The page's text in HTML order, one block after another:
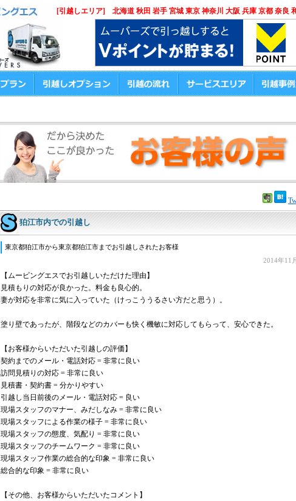
狛江市内での引越し
東京都狛江市から東京都狛江市までお引越しされたお客様
2014年11
【ムービングエスでお引越しいただけた理由】
見積もりの対応が良かった。料金も良心的。
妻が対応を非常に気に入っていた（けっこううるさい方だと思う）。
塗り壁であったが、階段などのカバーも快く機敏に対応してもらって、安心できた。
【お客様からいただいた引越しの評価】
契約までのメール・電話対応 = 非常に良い
訪問見積りの対応 = 非常に良い
見積書・契約書 = 分かりやすい
引越し当日前後のメール・電話対応 = 良い
現場スタッフのマナー、みだしなみ = 非常に良い
現場スタッフによる作業の様子 = 非常に良い
現場スタッフの態度、気配り = 非常に良い
現場スタッフのチームワーク = 非常に良い
現場スタッフ作業の総合的な印象 = 非常に良い
総合的な印象 = 非常に良い
【その他、お客様からいただいたコメント】
[引越しエリア] 北海道 秋田 岩手 宮城 東京 神奈川 大阪 兵庫 京都 奈良